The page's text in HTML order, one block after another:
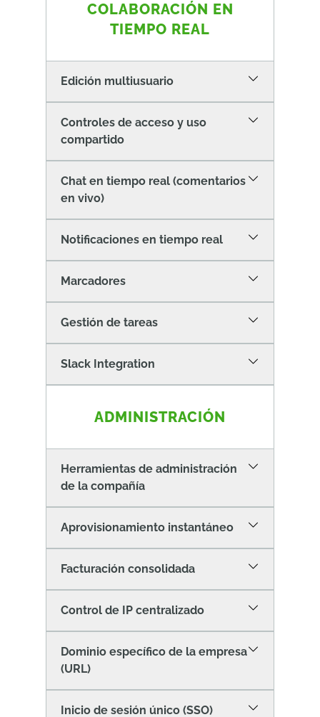
COLABORACIÓN EN
TIEMPO REAL
Edición multiusuario
Controles de acceso y uso
compartido
Chat en tiempo real (comentarios
en vivo)
Notificaciones en tiempo real
Marcadores
Gestión de tareas
Slack Integration
ADMINISTRACIÓN
Herramientas de administración
de la compañía
Aprovisionamiento instantáneo
Facturación consolidada
Control de IP centralizado
Dominio específico de la empresa
(URL)
Inicio de sesión único (SSO)